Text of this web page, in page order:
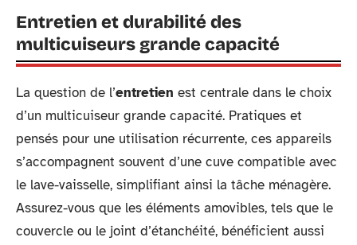
Entretien et durabilité des
multicuiseurs grande capacité
La question de l’entretien est centrale dans le choix
d’un multicuiseur grande capacité. Pratiques et
pensés pour une utilisation récurrente, ces appareils
s’accompagnent souvent d’une cuve compatible avec
le lave-vaisselle, simplifiant ainsi la tâche ménagère.
Assurez-vous que les éléments amovibles, tels que le
couvercle ou le joint d’étanchéité, bénéficient aussi